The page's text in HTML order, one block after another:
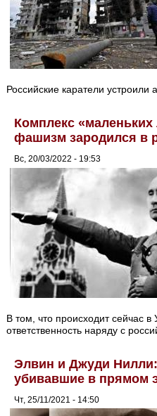
Российские каратели устроили
Комплекс
фашизм зародился в
Вс, 20/03/2022 - 19:53
В том, что происходит сейчас в
ответственность наряду с
Элвин и Джуди
убивавшие в прямом
Чт, 25/11/2021 - 14:50